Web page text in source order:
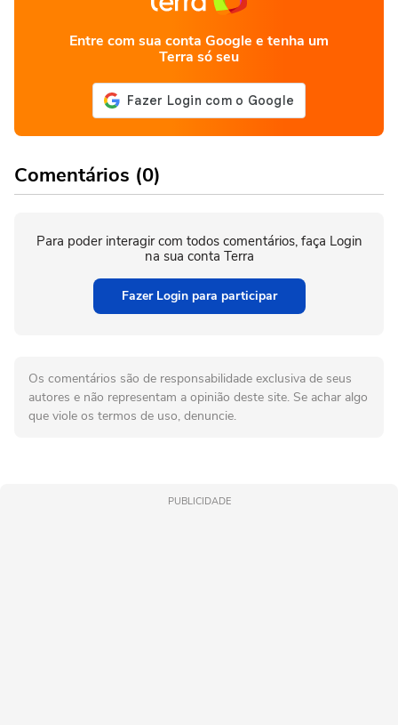
Entre com sua conta Google e tenha um
Terra só seu
Comentários (0)
Para poder interagir com todos comentários, faça Login
na sua conta Terra
Fazer Login para participar
Os comentários são de responsabilidade exclusiva de seus
autores e não representam a opinião deste site. Se achar algo
que viole os termos de uso, denuncie.
PUBLICIDADE